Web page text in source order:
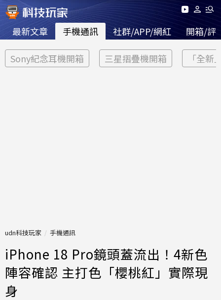
最新文章 手機通訊 社群/APP/網紅 開箱/評
Sony紀念耳機開箱 三星摺疊機開箱 「全新
udn科技玩家 手機通訊
iPhone 18 Pro鏡頭蓋流出！4新色
陣容確認 主打色「櫻桃紅」實際現
身